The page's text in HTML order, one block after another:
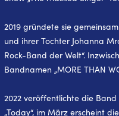
2019 gründete sie
und ihrer Tochter Johanna
Rock-Band der Welt“.
Bandnamen „MORE THAN
2022 veröffentlichte die
„Today“, im März erscheint